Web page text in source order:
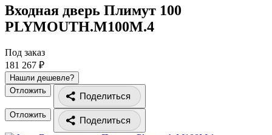
Входная дверь Плимут 100
PLYMOUTH.M100M.4
Под заказ
181 267 ₽
Нашли дешевле?
Отложить
Поделиться
Отложить
Поделиться